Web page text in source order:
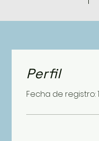
Perfil
Fecha de registro: